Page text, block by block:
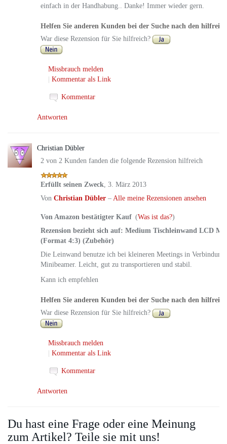
einfach in der Handhabung.. Danke! Immer wieder gern.
Helfen Sie anderen Kunden bei der Suche nach den
War diese Rezension für Sie hilfreich?
Missbrauch melden
Kommentar als Link
Kommentar
Antworten
Christian Dübler
2 von 2 Kunden fanden die folgende Rezension hilfreich
Erfüllt seinen Zweck, 3. März 2013
Von Christian Dübler – Alle meine Rezensionen ansehen
Von Amazon bestätigter Kauf (Was ist das?)
Rezension bezieht sich auf: Medium Tischleinwand LCD
(Format 4:3) (Zubehör)
Die Leinwand benutze ich bei kleineren Meetings in
Minibeamer. Leicht, gut zu transportieren und stabil.
Kann ich empfehlen
Helfen Sie anderen Kunden bei der Suche nach den
War diese Rezension für Sie hilfreich?
Missbrauch melden
Kommentar als Link
Kommentar
Antworten
Du hast eine Frage oder eine Meinung
zum Artikel? Teile sie mit uns!